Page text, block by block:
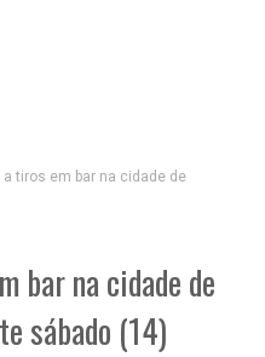
tiros em bar na cidade de
bar na cidade de
sábado (14)